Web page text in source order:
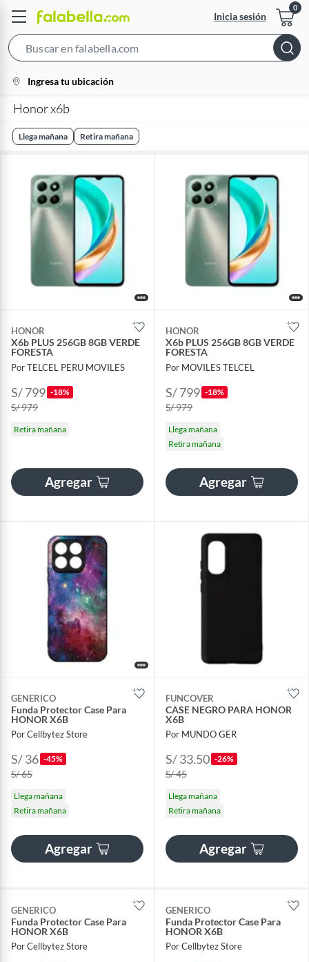
Inicia sesión
Bar
location-
icon
Ingresa tu ubicación
Honor x6b
Llega mañana Retira mañana
HONOR
X6b PLUS 256GB 8GB VERDE
FORESTA
Por TELCEL PERU MOVILES
S/ 799 -18%
S/ 979
Retira mañana
Agregar
HONOR
X6b PLUS 256GB 8GB VERDE
FORESTA
Por MOVILES TELCEL
S/ 799 -18%
S/ 979
Llega mañana
Retira mañana
Agregar
GENERICO
Funda Protector Case Para
HONOR X6B
Por Cellbytez Store
S/ 36 -45%
S/ 65
Llega mañana
Retira mañana
Agregar
FUNCOVER
CASE NEGRO PARA HONOR
X6B
Por MUNDO GER
S/ 33.50 -26%
S/ 45
Llega mañana
Retira mañana
Agregar
GENERICO
Funda Protector Case Para
HONOR X6B
Por Cellbytez Store
GENERICO
Funda Protector Case Para
HONOR X6B
Por Cellbytez Store